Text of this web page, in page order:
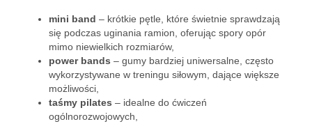
mini band – krótkie pętle, które świetnie sprawdzają
się podczas uginania ramion, oferując spory opór
mimo niewielkich rozmiarów,
power bands – gumy bardziej uniwersalne, często
wykorzystywane w treningu siłowym, dające większe
możliwości,
taśmy pilates – idealne do ćwiczeń
ogólnorozwojowych,